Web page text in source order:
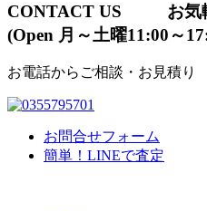
CONTACT US
お気
(Open 月～土曜11:00～
お電話からご相談・お見積り
お問合せフォーム
簡単！LINEで査定